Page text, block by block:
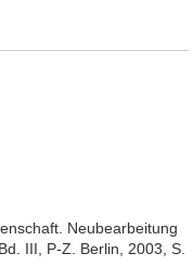
Neubearbeitung
III, P-Z. Berlin, 2003, S.